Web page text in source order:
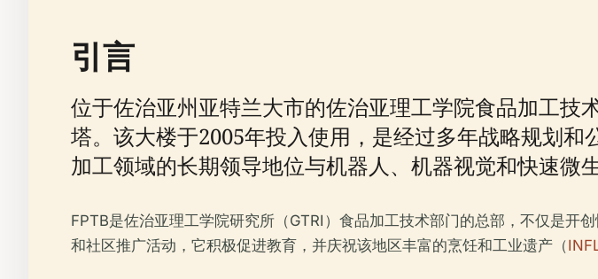
引言
位于佐治亚州亚特兰大市的佐治亚理工学院食品加工
塔。该大楼于2005年投入使用，是经过多年战略规划
加工领域的长期领导地位与机器人、机器视觉和快速微
FPTB是佐治亚理工学院研究所（GTRI）食品加工技术部门的总部，不仅是开
和社区推广活动，它积极促进教育，并庆祝该地区丰富的烹饪和工业遗产（